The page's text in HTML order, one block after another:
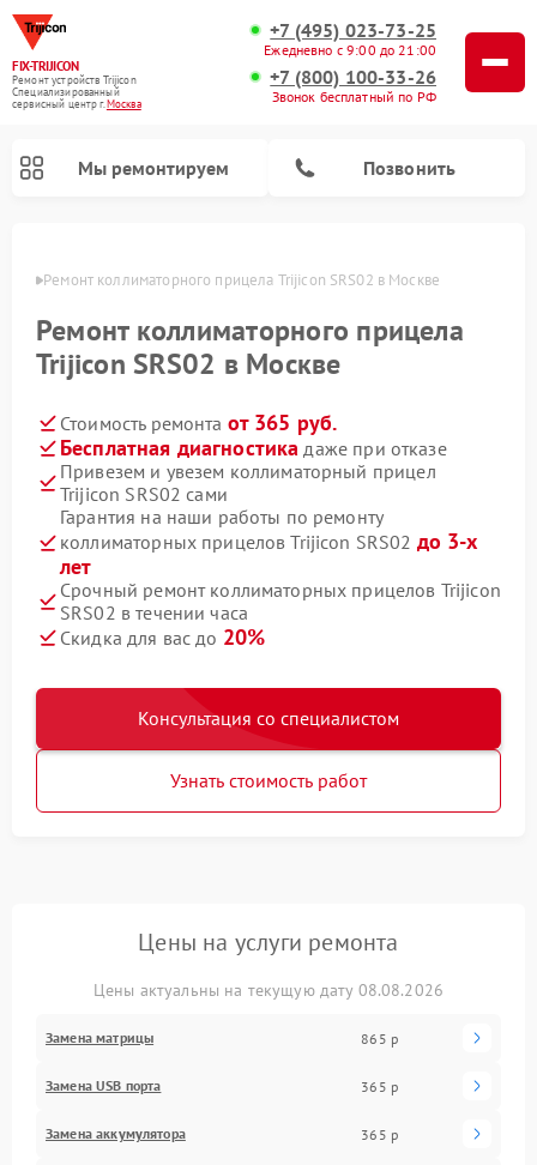
FIX-TRIJICON
Ремонт устройств Trijicon
Специализированный
cервисный центр г.Москва
+7 (495) 023-73-25
Ежедневно с 9:00 до 21:00
+7 (800) 100-33-26
Звонок бесплатный по РФ
Мы ремонтируем Позвонить
Ремонт коллиматорного прицела Trijicon SRS02 в Москве
Ремонт коллиматорного прицела
Trijicon SRS02 в Москве
Стоимость ремонта от 365 руб.
Бесплатная диагностика даже при отказе
Привезем и увезем коллиматорный прицел
Trijicon SRS02 сами
Гарантия на наши работы по ремонту
коллиматорных прицелов Trijicon SRS02 до 3-х
лет
Срочный ремонт коллиматорных прицелов Trijicon
SRS02 в течении часа
Скидка для вас до 20%
Консультация со специалистом
Узнать стоимость работ
Цены на услуги ремонта
Цены актуальны на текущую дату 08.08.2026
Замена матрицы 865 р
Замена USB порта 365 р
Замена аккумулятора 365 р